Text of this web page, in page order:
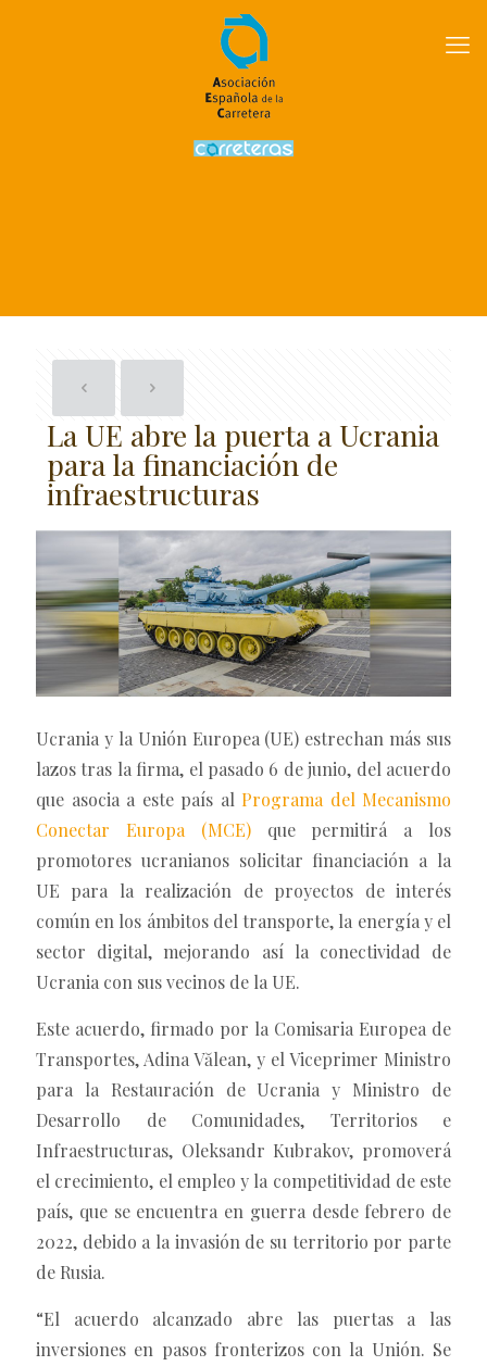
La UE abre la puerta a Ucrania
para la financiación de
infraestructuras
Ucrania y la Unión Europea (UE) estrechan más sus
lazos tras la firma, el pasado 6 de junio, del acuerdo
que asocia a este país al Programa del Mecanismo
Conectar Europa (MCE)que permitirá a los
promotores ucranianos solicitar financiación a la
UE para la realización de proyectos de interés
común en los ámbitos del transporte, la energía y el
sector digital, mejorando así la conectividad de
Ucrania con sus vecinos de la UE.
Este acuerdo, firmado por la Comisaria Europea de
Transportes, Adina Vălean, y el Viceprimer Ministro
para la Restauración de Ucrania y Ministro de
Desarrollo de Comunidades, Territorios e
Infraestructuras, Oleksandr Kubrakov, promoverá
el crecimiento, el empleo y la competitividad de este
país, que se encuentra en guerra desde febrero de
2022, debido a la invasión de su territorio por parte
de Rusia.
“El acuerdo alcanzado abre las puertas a las
inversiones en pasos fronterizos con la Unión. Se